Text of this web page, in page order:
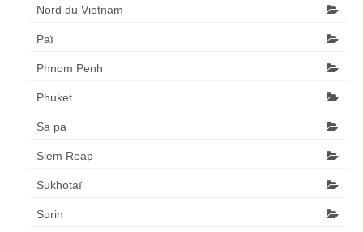
Nord du Vietnam
Paï
Phnom Penh
Phuket
Sa pa
Siem Reap
Sukhotaï
Surin